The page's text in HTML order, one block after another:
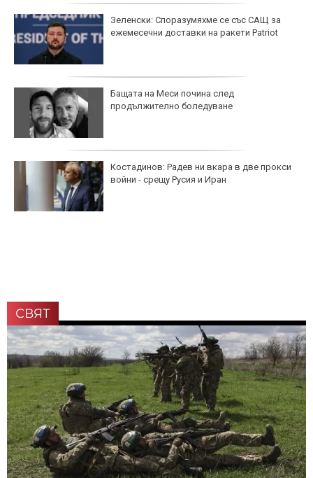
Зеленски: Споразумяхме се със САЩ за
ежемесечни доставки на ракети Patriot
Бащата на Меси почина след
продължително боледуване
Костадинов: Радев ни вкара в две прокси
войни - срещу Русия и Иран
СВЯТ